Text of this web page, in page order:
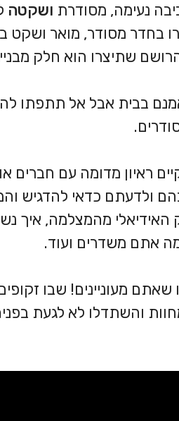
נעימה, מסודרת ושקטה
בחדר מסודר, מואר ושקט
שתיצרו הוא חלק
בבית אבל אל תתפתו
ראיון מדומה עם
ולדעתם כדאי להדגיש
מהמצלמה, איך
אתם משדרים ועוד.
שאתם מעוניינים! שבו
והשתדלו לא לגעת